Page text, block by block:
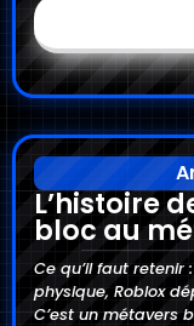
L’histoire
bloc au
Ce qu’il faut retenir
physique, Roblox
C’est un métavers